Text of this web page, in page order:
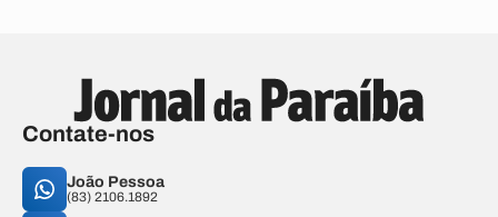
Contate-nos
João Pessoa
(83) 2106.1892